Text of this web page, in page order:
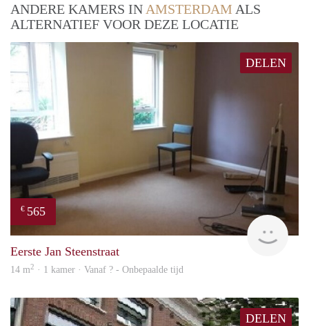
ANDERE KAMERS IN AMSTERDAM ALS
ALTERNATIEF VOOR DEZE LOCATIE
DELEN
€ 565
Eerste Jan Steenstraat
14 m2 · 1 kamer · Vanaf ? - Onbepaalde tijd
DELEN